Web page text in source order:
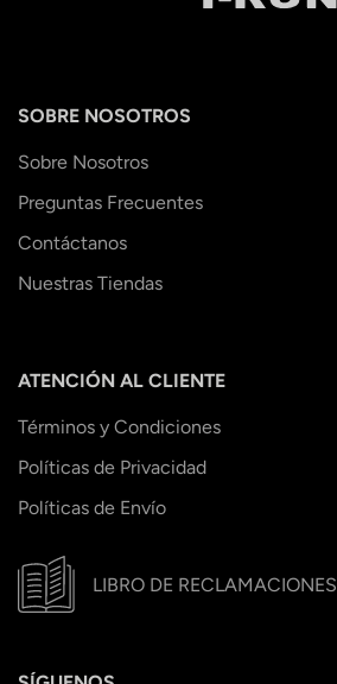
SOBRE NOSOTROS
Sobre Nosotros
Preguntas Frecuentes
Contáctanos
Nuestras Tiendas
ATENCIÓN AL CLIENTE
Términos y Condiciones
Políticas de Privacidad
Políticas de Envío
LIBRO DE RECLAMACIONES